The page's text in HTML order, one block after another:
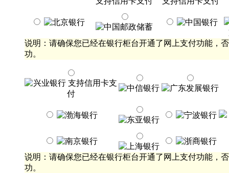
说明：请确保您已经在银行柜台开通了网上支付功能，
功。
说明：请确保您已经在银行柜台开通了网上支付功能，
功。